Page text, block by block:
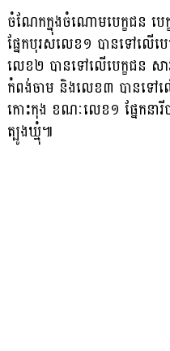
ចំណែកក្នុងចំណោមបេក្ខជន បេ
ផ្នែកបុរសលេខ១ បានទៅលើប
លេខ២ បានទៅលើបេក្ខជន ស
កំពង់ចាម និងលេខ៣ បានទៅល
កោះកុង ខណៈលេខ១ ផ្នែកនា
ត្បូងឃ្មុំ៕